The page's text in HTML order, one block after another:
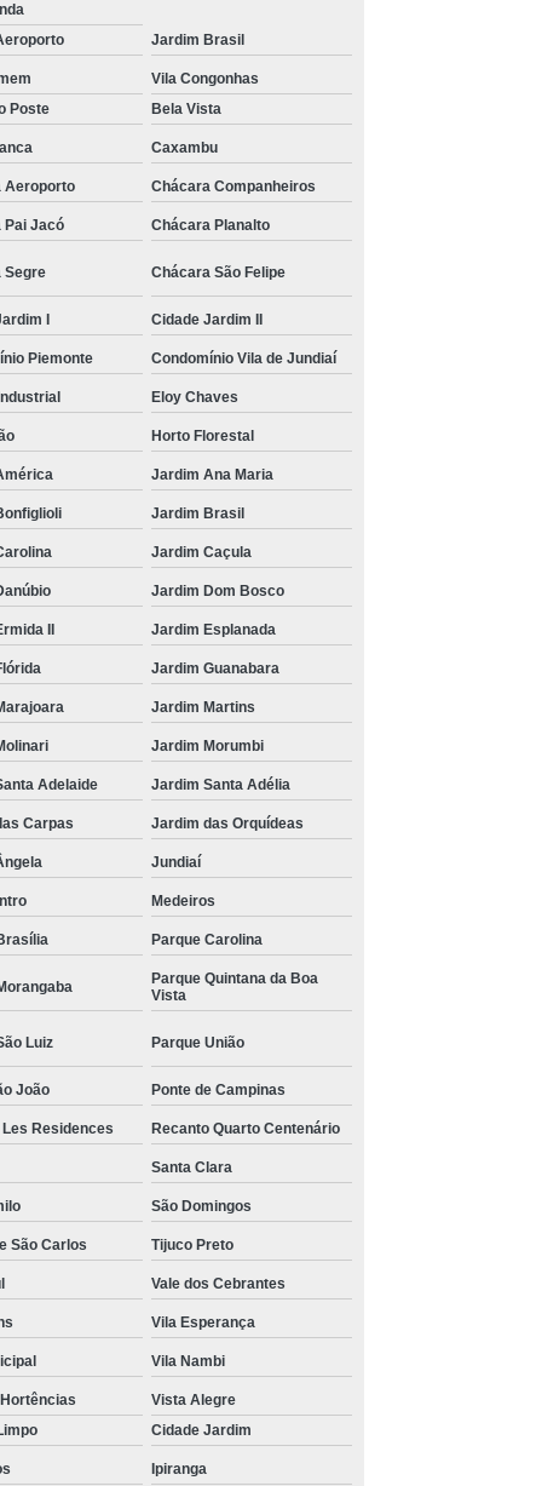
Jardim Brasil
Vila Congonhas
Poste Bela Vista
Caxambu
Aeroporto Chácara Companheiros
Pai Jacó Chácara Planalto
Segre Chácara São Felipe
I Cidade Jardim II
Piemonte Condomínio Vila de Jundiaí
Eloy Chaves
Horto Florestal
Jardim Ana Maria
Jardim Brasil
Jardim Caçula
Jardim Dom Bosco
II Jardim Esplanada
Jardim Guanabara
Jardim Martins
Jardim Morumbi
Adelaide Jardim Santa Adélia
Carpas Jardim das Orquídeas
Jundiaí
Medeiros
Parque Carolina
Parque Quintana da Boa
Vista
Luiz Parque União
João Ponte de Campinas
Residences Recanto Quarto Centenário
Santa Clara
São Domingos
São Carlos Tijuco Preto
Vale dos Cebrantes
Vila Esperança
Vila Nambi
Vista Alegre
Cidade Jardim
Ipiranga